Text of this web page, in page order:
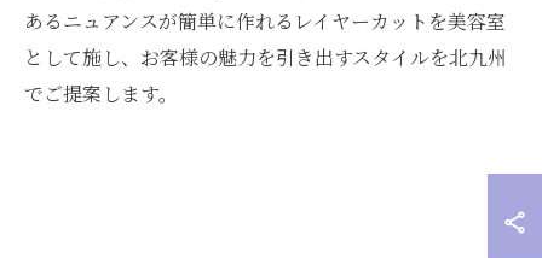
あるニュアンスが簡単に作れるレイヤーカットを美容室
として施し、お客様の魅力を引き出すスタイルを北九州
でご提案します。